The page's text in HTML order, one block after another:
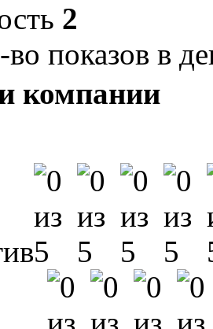
2
во показов в
компании